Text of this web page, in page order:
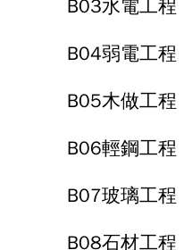
B03水電工程
B04弱電工程
B05木做工程
B06輕鋼工程
B07玻璃工程
B08石材工程